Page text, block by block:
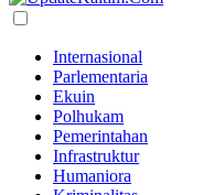
Internasional
Parlementaria
Ekuin
Polhukam
Pemerintahan
Infrastruktur
Humaniora